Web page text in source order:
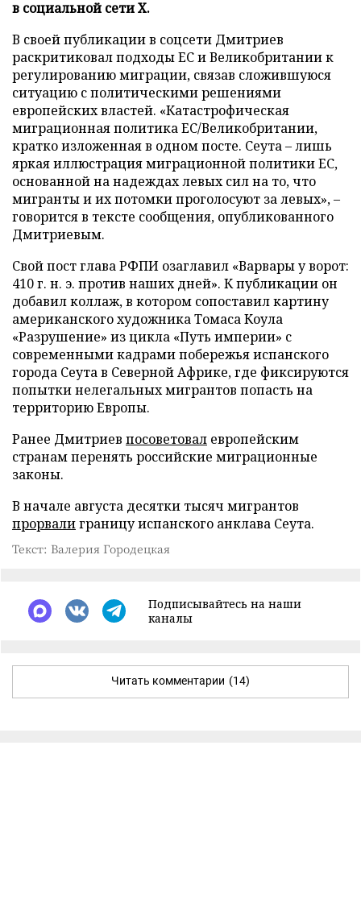
в социальной сети X.
В своей публикации в соцсети Дмитриев
раскритиковал подходы ЕС и Великобритании к
регулированию миграции, связав сложившуюся
ситуацию с политическими решениями
европейских властей. «Катастрофическая
миграционная политика ЕС/Великобритании,
кратко изложенная в одном посте. Сеута – лишь
яркая иллюстрация миграционной политики ЕС,
основанной на надеждах левых сил на то, что
мигранты и их потомки проголосуют за левых», –
говорится в тексте сообщения, опубликованного
Дмитриевым.
Свой пост глава РФПИ озаглавил «Варвары у ворот:
410 г. н. э. против наших дней». К публикации он
добавил коллаж, в котором сопоставил картину
американского художника Томаса Коула
«Разрушение» из цикла «Путь империи» с
современными кадрами побережья испанского
города Сеута в Северной Африке, где фиксируются
попытки нелегальных мигрантов попасть на
территорию Европы.
Ранее Дмитриев посоветовал европейским
странам перенять российские миграционные
законы.
В начале августа десятки тысяч мигрантов
прорвалиграницу испанского анклава Сеута.
Текст: Валерия Городецкая
Подписывайтесь на наши
каналы
Читать комментарии (14)